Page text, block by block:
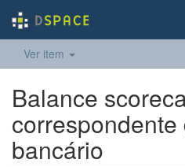
Ver item
Balance
correspondente
bancário